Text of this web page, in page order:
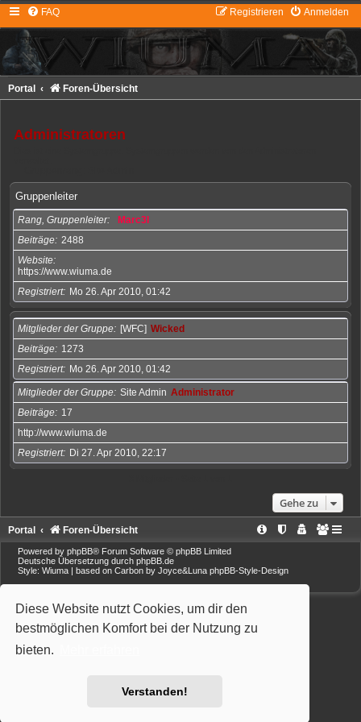
Diese Website nutzt Cookies, um dir den
bestmöglichen Komfort bei der Nutzung zu
bieten.
Verstanden!
FAQ Anmelden
Registrieren
Portal Foren-Übersicht
Administratoren
Gruppenleiter
Rang, Gruppenleiter
Marc3l
Beiträge 2488
Website
https://www.wiuma.de
Registriert
Mo 26. Apr 2010, 01:42
Mitglieder der Gruppe [WFC] Wicked
Beiträge
1273
Registriert
Mo 26. Apr 2010, 01:42
Mitglieder der Gruppe Site Admin Administrator
Beiträge
17
http://www.wiuma.de
Registriert
Di 27. Apr 2010, 22:17
Gehe zu
Portal Foren-Übersicht
Powered by phpBB® Forum Software © phpBB Limited
Deutsche Übersetzung durch phpBB.de
Style: Wiuma | based on Carbon by Joyce&Luna phpBB-Style-Design